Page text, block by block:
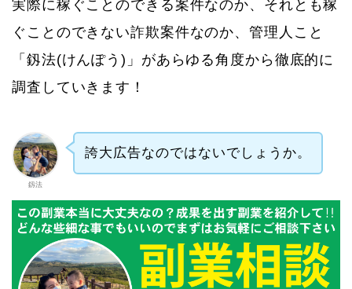
実際に稼ぐことのできる案件なのか、それとも稼
ぐことのできない詐欺案件なのか、管理人こと
「釼法(けんぽう)」があらゆる角度から徹底的に
調査していきます！
釼法
誇大広告なのではないでしょうか。